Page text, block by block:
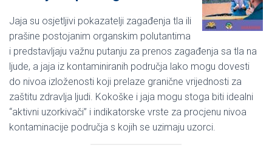
Jaja su osjetljivi pokazatelji zagađenja tla ili
prašine postojanim organskim polutantima
i predstavljaju važnu putanju za prenos zagađenja sa tla na
ljude, a jaja iz kontaminiranih područja lako mogu dovesti
do nivoa izloženosti koji prelaze granične vrijednosti za
zaštitu zdravlja ljudi. Kokoške i jaja mogu stoga biti idealni
“aktivni uzorkivači” i indikatorske vrste za procjenu nivoa
kontaminacije područja s kojih se uzimaju uzorci.